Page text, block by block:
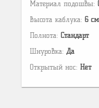
Материал подошвы:
Высота каблука: 6
Полнота: Стандарт
Шнуровка: Да
Открытый нос: Нет